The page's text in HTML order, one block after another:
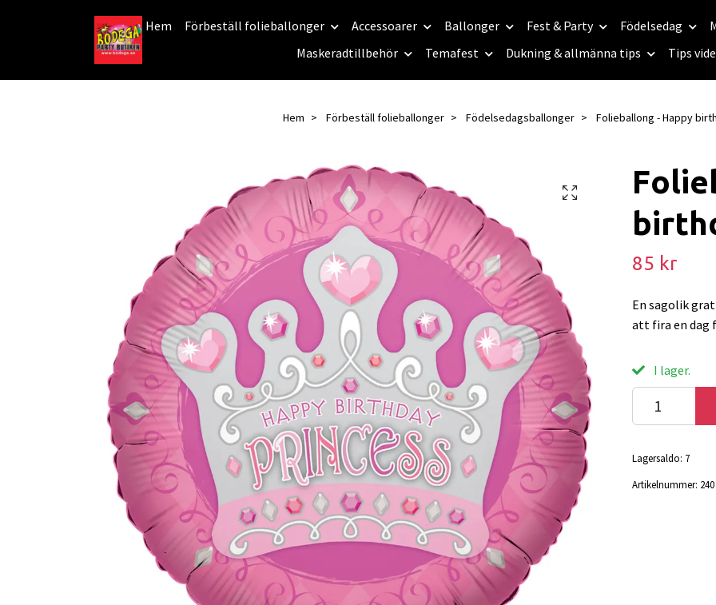
Hem Förbeställ folieballonger Accessoarer Ballonger Fest & Party Födelsedag
Maskeradtillbehör
Temafest Dukning & allmänna tips Tips
Hem Förbeställ folieballonger Födelsedagsballonger Folieballong - Happy
85 kr
En sagolik
att fira en dag
I lager.
Lagersaldo: 7
Artikelnummer: